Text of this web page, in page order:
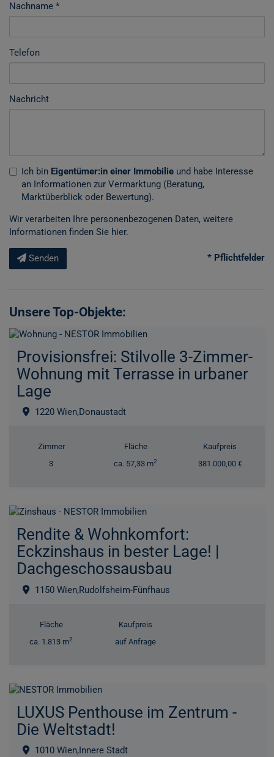
Nachname
Telefon
Nachricht
Ich bin Eigentümer:in einer Immobilie und habe Interesse
an Informationen zur Vermarktung (Beratung,
Marktüberblick oder Bewertung).
Wir verarbeiten Ihre personenbezogenen Daten, weitere
Informationen finden Sie hier.
Senden * Pflichtfelder
Unsere Top-Objekte:
Provisionsfrei: Stilvolle 3-Zimmer-
Wohnung mit Terrasse in urbaner
Lage
1220 Wien,Donaustadt
Zimmer
3
Fläche
ca. 57,33 m2
Kaufpreis
381.000,00 €
Rendite & Wohnkomfort:
Eckzinshaus in bester Lage! |
Dachgeschossausbau
1150 Wien,Rudolfsheim-Fünfhaus
Fläche
ca. 1.813 m2
Kaufpreis
auf Anfrage
LUXUS Penthouse im Zentrum -
Die Weltstadt!
1010 Wien,Innere Stadt